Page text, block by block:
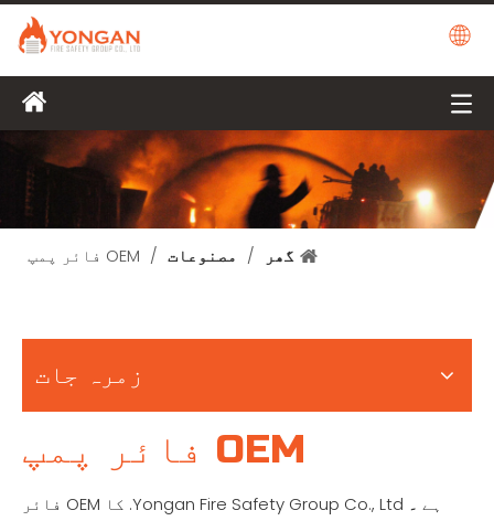
گھر / مصنوعات / OEM فائر پمپ
زمرہ جات
OEM فائر پمپ
ہے ۔
Yongan Fire Safety Group Co., Ltd. کا OEM فائر